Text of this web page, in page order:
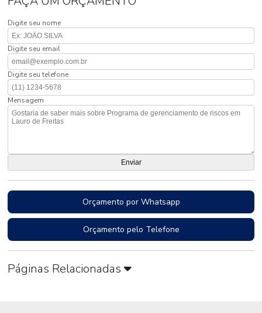
Digite seu nome
Digite seu email
Digite seu telefone
Mensagem
Orçamento por Whatsapp
Orçamento pelo Telefone
Páginas Relacionadas